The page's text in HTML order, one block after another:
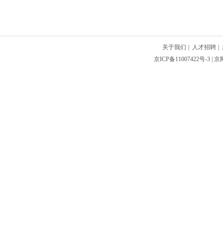
关于我们 人才招聘
京ICP备11007422号-3 |